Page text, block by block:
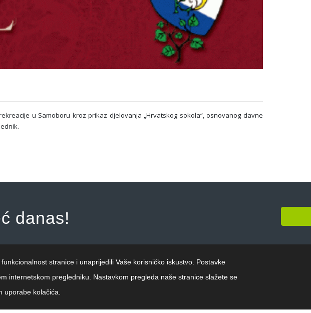
u Samoboru kroz prikaz djelovanja „Hrvatskog sokola“, osnovanog davne
danas!
Politika zaštite osobnih podataka |
stranice i unaprijedili Vaše korisničko iskustvo. Postavke
internetskom pregledniku. Nastavkom pregleda naše stranice slažete se
uporabe kolačića.